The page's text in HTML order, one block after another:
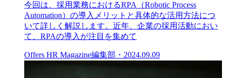
今回は、採用業務におけるRPA（Robotic Process
Automation）の導入メリットと具体的な活用方法につ
いて詳しく解説します。近年、企業の採用活動におい
て、RPAの導入が注目を集めて
Offers HR Magazine編集部 ・ 2024.09.09